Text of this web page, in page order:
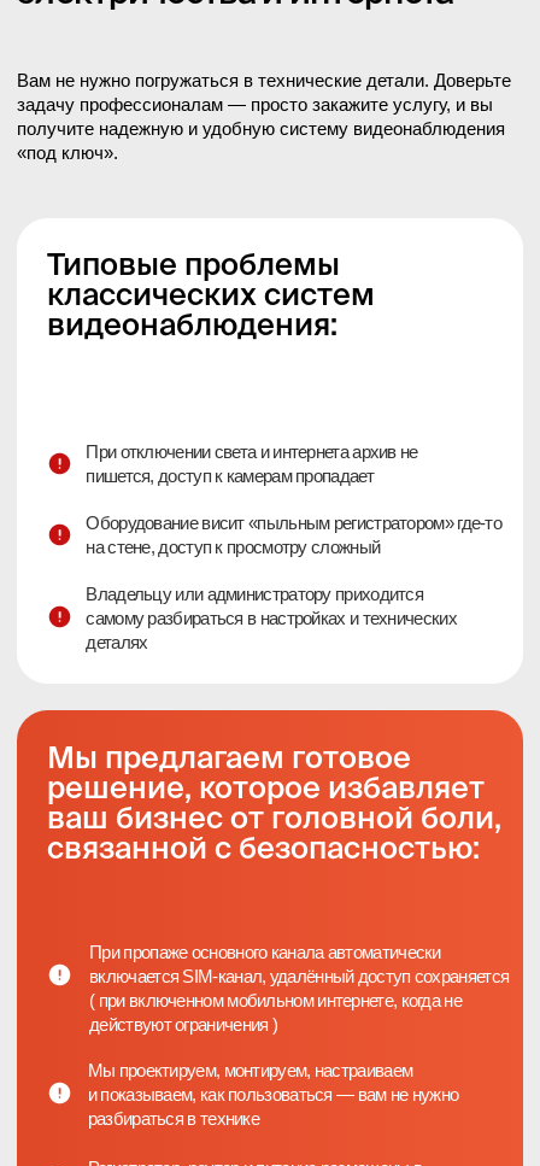
Мы проектируем, монтируем, настраиваем
и показываем, как пользоваться — вам не нужно
разбираться в технике
действуют ограничения )
Просмотр архива и онлайн‑картинки с телефона
Помогаем после монтажа и остаёмся на связи —
консультируем по эксплуатации, отвечаем на
использования
Мы предлагаем готовое
решение, которое избавляет
ваш бизнес от головной боли,
связанной с безопасностью:
видеонаблюдения для бизнеса
Контроль особо важных зон бизнеса,
кассы, работы сотрудников, сборки
Камера высокой четкости